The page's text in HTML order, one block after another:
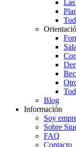
Las
Blog
Información
Soy
Sobre
FAQ
Contacto